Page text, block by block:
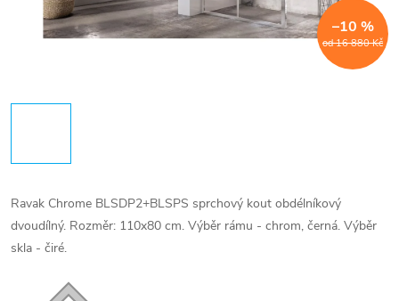
od 16 880 Kč
–10 %
Ravak Chrome BLSDP2+BLSPS sprchový kout obdélníkový
dvoudílný. Rozměr: 110x80 cm. Výběr rámu - chrom, černá. Výběr
skla - čiré.